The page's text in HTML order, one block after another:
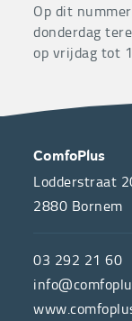
Op dit
donderdag
op vrijdag tot
OVER
ONS
de
van
CONTACT
ComfoPlus
Lodderstraat
2880 Bornem
03 292 21 60